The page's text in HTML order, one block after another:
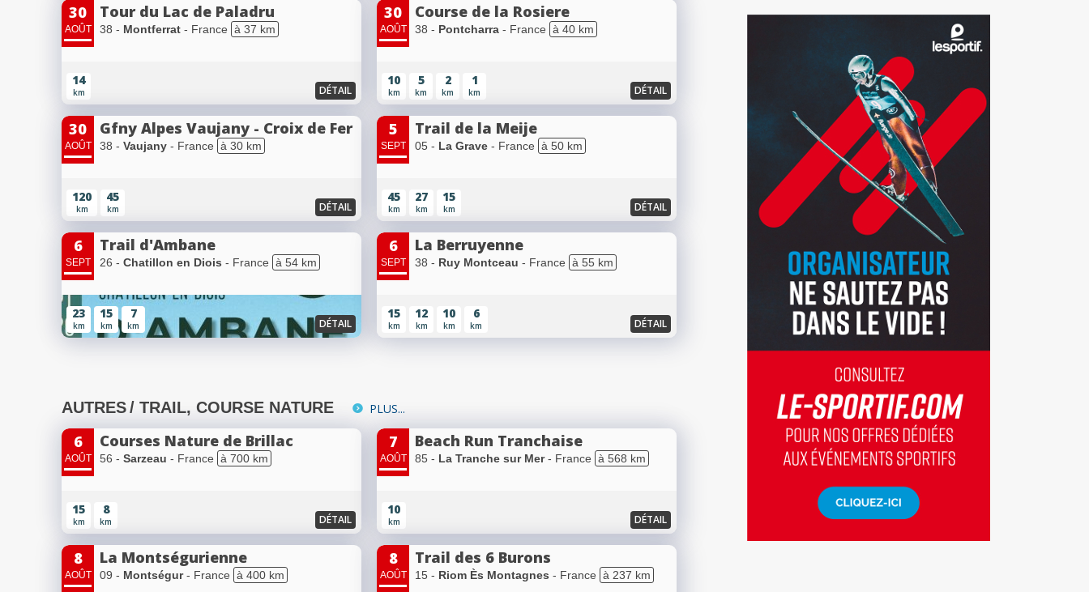
30
AOÛT
Tour du Lac de Paladru
38 - Montferrat - France à 37 km
14
km DÉTAIL
30
AOÛT
Course de la Rosiere
38 - Pontcharra - France à 40 km
10
km
5
km
2
km
1
km DÉTAIL
30
AOÛT
Gfny Alpes Vaujany - Croix de Fer
38 - Vaujany - France à 30 km
120
km
45
km DÉTAIL
5
SEPT
Trail de la Meije
05 - La Grave - France à 50 km
45
km
27
km
15
km DÉTAIL
6
SEPT
Trail d'Ambane
26 - Chatillon en Diois - France à 54 km
23
km
15
km
7
km DÉTAIL
6
SEPT
La Berruyenne
38 - Ruy Montceau - France à 55 km
15
km
12
km
10
km
6
km DÉTAIL
AUTRES/ TRAIL, COURSE NATURE PLUS...
6
AOÛT
Courses Nature de Brillac
56 - Sarzeau - France à 700 km
15
km
8
km DÉTAIL
7
AOÛT
Beach Run Tranchaise
85 - La Tranche sur Mer- France à 568 km
10
km DÉTAIL
8
AOÛT
La Montségurienne
09 - Montségur- France à 400 km
8
AOÛT
Trail des 6 Burons
15 - Riom Ès Montagnes - France à 237 km